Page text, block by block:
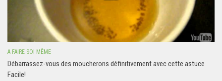
A FAIRE SOI MÊME
Débarrassez-vous des moucherons définitivement avec cette astuce
Facile!